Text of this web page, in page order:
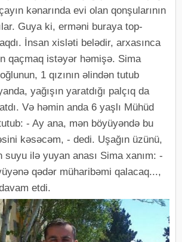
kənarında evi olan qonşularının
Guya ki, erməni buraya top-
İnsan xisləti belədir, arxasınca
qaçmaq istəyər həmişə. Sima
1 qızının əlindən tutub
yağışın yaratdığı palçıq da
Və həmin anda 6 yaşlı Mühüd
- Ay ana, mən böyüyəndə bu
kəsəcəm, - dedi. Uşağın üzünü,
suyu ilə yuyan anası Sima xanım: -
qədər müharibəmi qalacaq...,
etdi.